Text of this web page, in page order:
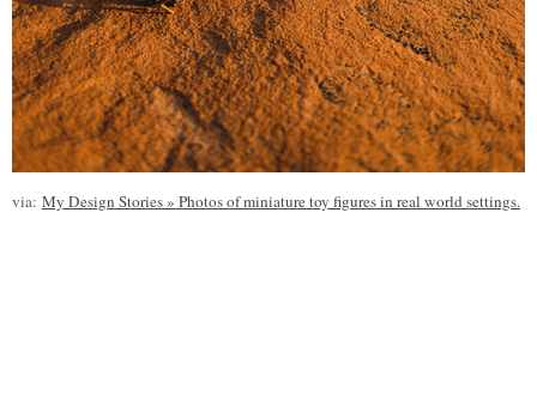
via: My Design Stories » Photos of miniature toy figures in real world settings.